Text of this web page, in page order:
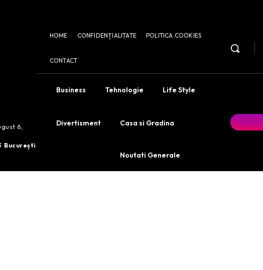
6,
București
HOME CONFIDENȚIALITATE POLITICA COOKIES
CONTACT
Business Tehnologie Life Style
Divertisment Casa si Gradina
Noutati Generale